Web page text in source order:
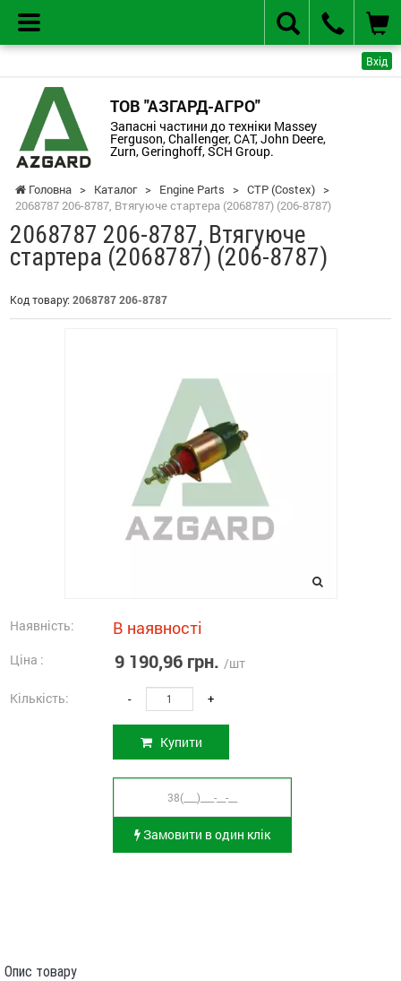
Вхід
ТОВ "АЗГАРД-АГРО"
Запасні частини до техніки Massey
Ferguson, Challenger, CAT, John Deere,
Zurn, Geringhoff, SCH Group.
Головна > Каталог > Engine Parts > CTP (Costex) >
2068787 206-8787, Втягуюче стартера (2068787) (206-8787)
2068787 206-8787, Втягуюче
стартера (2068787) (206-8787)
Код товару: 2068787 206-8787
Наявність: В наявності
Ціна : 9 190,96 грн. /шт
Кількість: - +
Купити
Замовити в один клік
Опис товару